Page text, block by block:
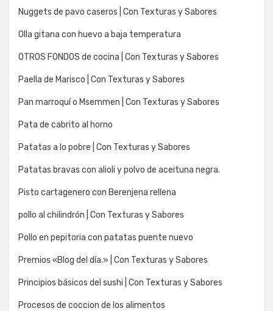
Nuggets de pavo caseros | Con Texturas y Sabores
Olla gitana con huevo a baja temperatura
OTROS FONDOS de cocina | Con Texturas y Sabores
Paella de Marisco | Con Texturas y Sabores
Pan marroquí o Msemmen | Con Texturas y Sabores
Pata de cabrito al horno
Patatas a lo pobre | Con Texturas y Sabores
Patatas bravas con alioli y polvo de aceituna negra.
Pisto cartagenero con Berenjena rellena
pollo al chilindrón | Con Texturas y Sabores
Pollo en pepitoria con patatas puente nuevo
Premios «Blog del día.» | Con Texturas y Sabores
Principios básicos del sushi | Con Texturas y Sabores
Procesos de coccion de los alimentos